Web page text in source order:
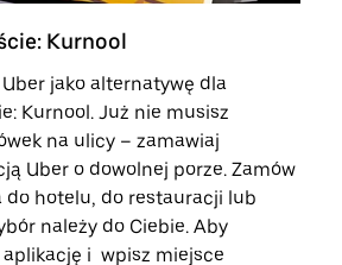
Kurnool
jako alternatywę dla
Kurnool. Już nie musisz
na ulicy – zamawiaj
Uber o dowolnej porze. Zamów
do hotelu, do restauracji lub
należy do Ciebie. Aby
i wpisz miejsce